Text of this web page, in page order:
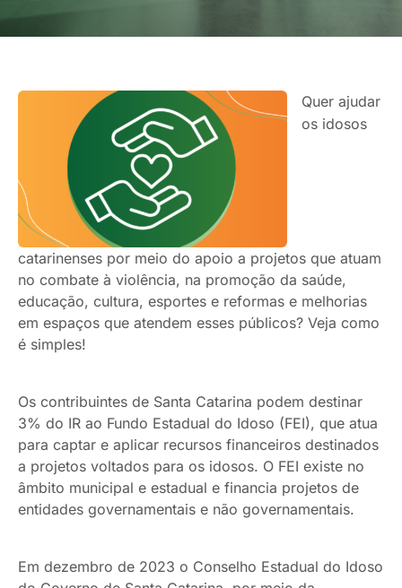
Quer ajudar
os idosos
catarinenses por meio do apoio a projetos que atuam
no combate à violência, na promoção da saúde,
educação, cultura, esportes e reformas e melhorias
em espaços que atendem esses públicos? Veja como
é simples!
Os contribuintes de Santa Catarina podem destinar
3% do IR ao Fundo Estadual do Idoso (FEI), que atua
para captar e aplicar recursos financeiros destinados
a projetos voltados para os idosos. O FEI existe no
âmbito municipal e estadual e financia projetos de
entidades governamentais e não governamentais.
Em dezembro de 2023 o Conselho Estadual do Idoso